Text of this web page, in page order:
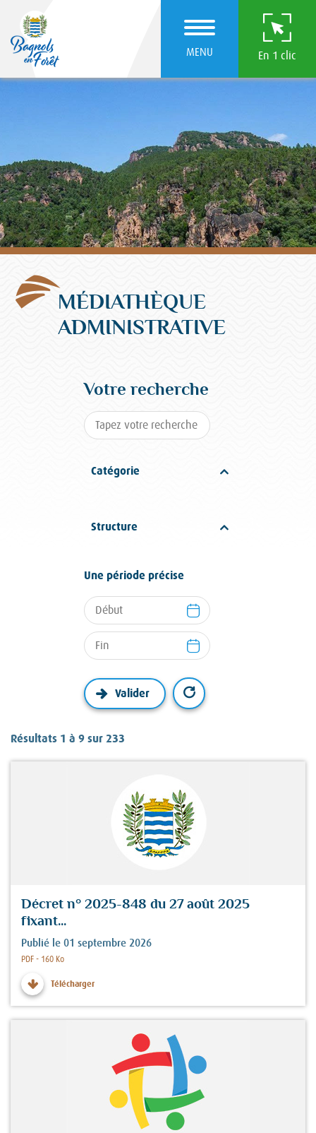
MENU En 1 clic
MÉDIATHÈQUE
ADMINISTRATIVE
Votre recherche
Catégorie
Structure
Une période précise
Résultats 1 à 9 sur 233
Décret n° 2025-848 du 27 août 2025
fixant...
Publié le 01 septembre 2026
Fichier :
PDF - 160 Ko
Télécharger